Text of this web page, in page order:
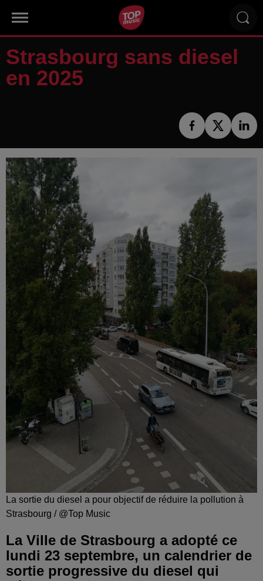
Strasbourg sans diesel
en 2025
La sortie du diesel a pour objectif de réduire la pollution à
Strasbourg / @Top Music
La Ville de Strasbourg a adopté ce
lundi 23 septembre, un calendrier de
sortie progressive du diesel qui